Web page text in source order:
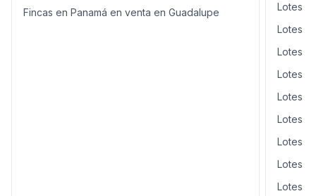
Fincas en Panamá en venta en Guadalupe
Lotes y
Lotes y
Lotes y
Lotes y
Lotes y
Lotes y
Lotes y
Lotes y
Lotes y